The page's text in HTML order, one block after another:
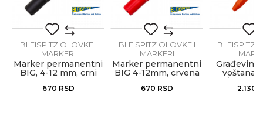
POŠALJI
BLEISPITZ OLOVKE I
MARKERI
Marker permanentni
BIG, 4-12 mm, crni
670 RSD
BLEISPITZ OLOVKE I
MARKERI
Marker permanentni
BIG 4-12mm, crvena
670 RSD
BLEISPITZ
voštana
Ø12mm,
2.130